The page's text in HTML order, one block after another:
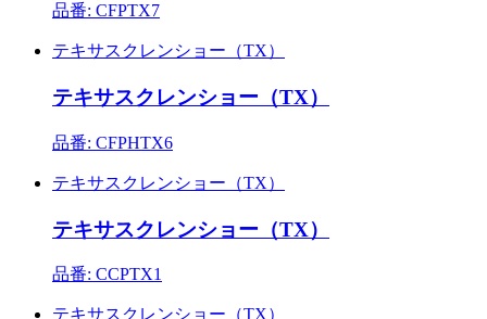
品番: CFPTX7
テキサスクレンショー（TX）
テキサスクレンショー（TX）
品番: CFPHTX6
テキサスクレンショー（TX）
テキサスクレンショー（TX）
品番: CCPTX1
テキサスクレンショー（TX）